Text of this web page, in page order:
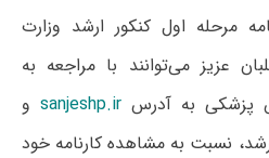
مرحله اول کنکور ارشد وزارت
عزیز می‌توانند با مراجعه به
پزشکی به آدرسsanjeshp.ir و
نسبت به مشاهده کارنامه خود